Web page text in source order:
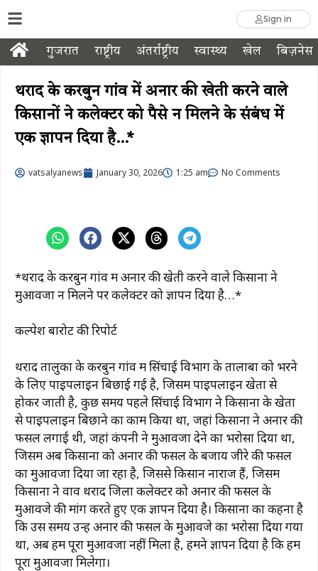
Sign in
गुजरात राष्ट्रीय अंतर्राष्ट्रीय स्वास्थ्य खेल बिज़नेस
थराद के करबुन गांव में अनार की खेती करने वाले
किसानों ने कलेक्टर को पैसे न मिलने के संबंध में
एक ज्ञापन दिया है…*
vatsalyanews January 30, 2026 1:25 am No Comments
*थराद के करबुन गांव में अनार की खेती करने वाले किसानों ने
मुआवजा न मिलने पर कलेक्टर को ज्ञापन दिया है…*
कल्पेश बारोट की रिपोर्ट
थराद तालुका के करबुन गांव में सिंचाई विभाग के तालाबों को भरने
के लिए पाइपलाइन बिछाई गई है, जिसमें पाइपलाइन खेतों से
होकर जाती है, कुछ समय पहले सिंचाई विभाग ने किसानों के खेतों
से पाइपलाइन बिछाने का काम किया था, जहां किसानों ने अनार की
फसल लगाई थी, जहां कंपनी ने मुआवजा देने का भरोसा दिया था,
जिसमें अब किसानों को अनार की फसल के बजाय जीरे की फसल
का मुआवजा दिया जा रहा है, जिससे किसान नाराज हैं, जिसमें
किसानों ने वाव थराद जिला कलेक्टर को अनार की फसल के
मुआवजे की मांग करते हुए एक ज्ञापन दिया है। किसानों का कहना है
कि उस समय उन्हें अनार की फसल के मुआवजे का भरोसा दिया गया
था, अब हमें पूरा मुआवजा नहीं मिला है, हमने ज्ञापन दिया है कि हमें
पूरा मुआवजा मिलेगा।